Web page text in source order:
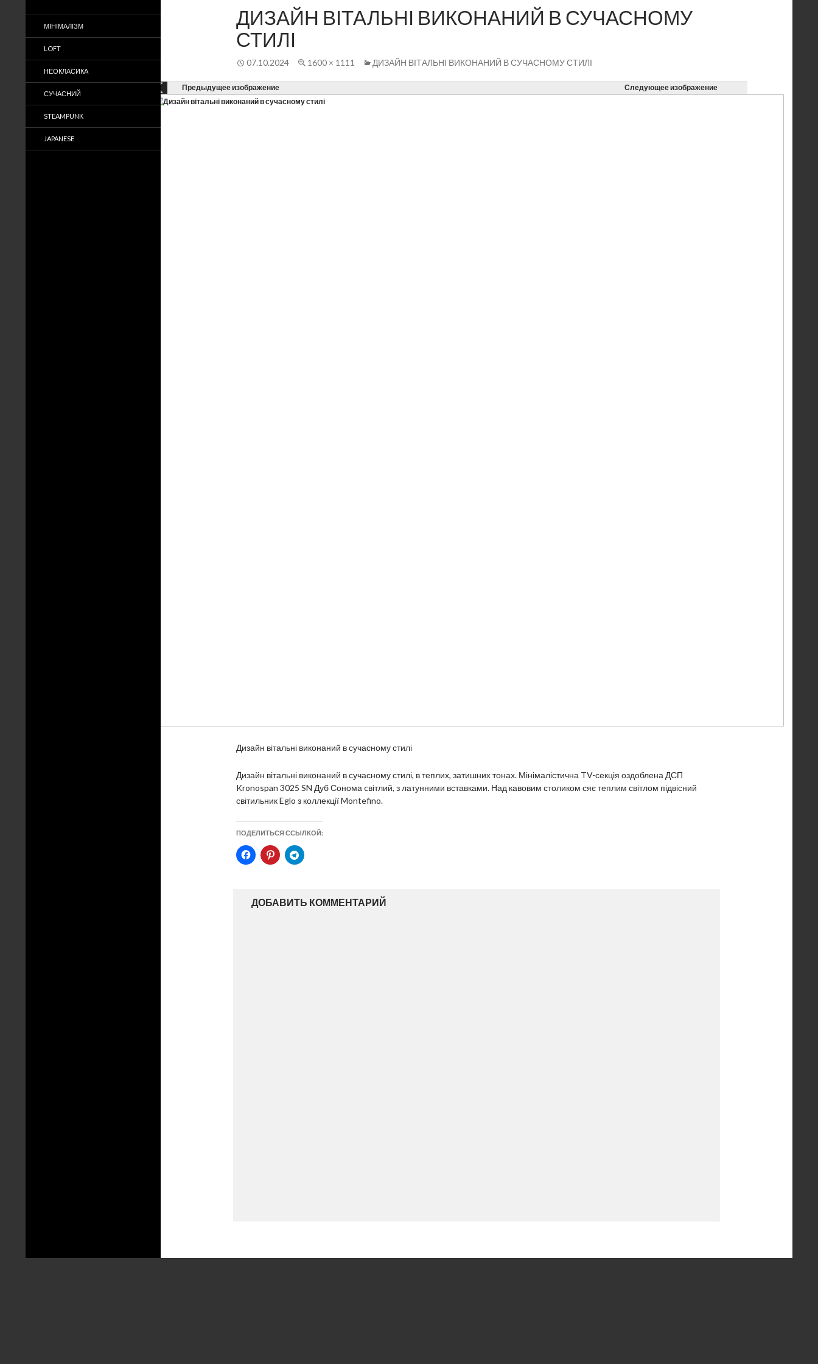
ДИЗАЙН ВІТАЛЬНІ ВИКОНАНИЙ В СУЧАСНОМУ
СТИЛІ
07.10.2024 1600 × 1111 ДИЗАЙН ВІТАЛЬНІ ВИКОНАНИЙ В СУЧАСНОМУ СТИЛІ
Предыдущее изображение Следующее изображение
Дизайн вітальні виконаний в сучасному стилі
Дизайн вітальні виконаний в сучасному стилі, в теплих, затишних тонах. Мінімалістична TV-секція оздоблена ДСП
Kronospan 3025 SN Дуб Сонома cвітлий, з латунними вставками. Над кавовим столиком сяє теплим світлом підвісний
світильник Eglo з коллекції Montefino.
ПОДЕЛИТЬСЯ ССЫЛКОЙ:
ДОБАВИТЬ КОММЕНТАРИЙ
МІНІМАЛІЗМ
LOFT
НЕОКЛАСИКА
СУЧАСНИЙ
STEAMPUNK
JAPANESE